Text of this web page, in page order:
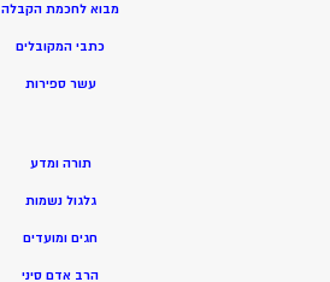
מבוא לחכמת הקבלה
כתבי המקובלים
עשר ספירות
תורה ומדע
גלגול נשמות
חגים ומועדים
הרב אדם סיני